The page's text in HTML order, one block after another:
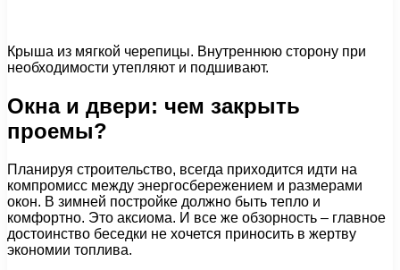
Крыша из мягкой черепицы. Внутреннюю сторону при
необходимости утепляют и подшивают.
Окна и двери: чем закрыть
проемы?
Планируя строительство, всегда приходится идти на
компромисс между энергосбережением и размерами
окон. В зимней постройке должно быть тепло и
комфортно. Это аксиома. И все же обзорность – главное
достоинство беседки не хочется приносить в жертву
экономии топлива.